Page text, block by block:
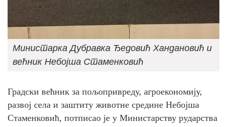
Министарка Дубравка Ђедовић Хандановић и
већник Небојша Стаменковић
Градски већник за пољопривреду, агроекономију,
развој села и заштиту животне средине Небојша
Стаменковић, потписао је у Министарству рударства